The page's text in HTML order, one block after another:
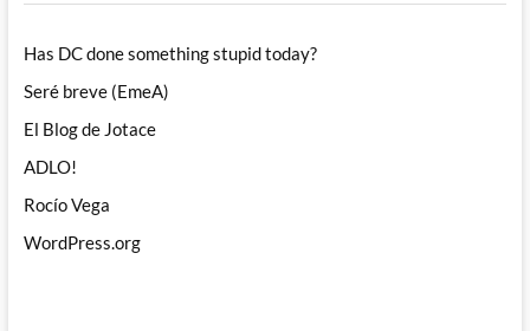
Has DC done something stupid today?
Seré breve (EmeA)
El Blog de Jotace
ADLO!
Rocío Vega
WordPress.org